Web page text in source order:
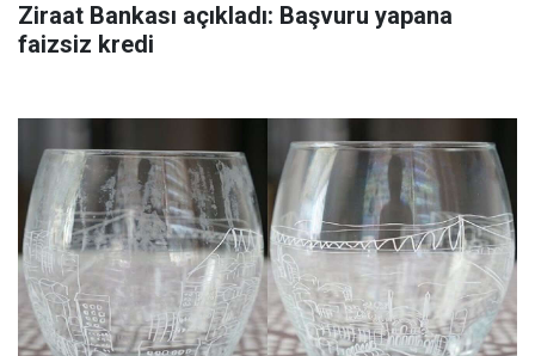
Ziraat Bankası açıkladı: Başvuru yapana
faizsiz kredi